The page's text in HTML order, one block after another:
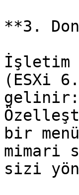
**3.
İşletim
(ESXi
gelinir:
bir
mimari
sizi